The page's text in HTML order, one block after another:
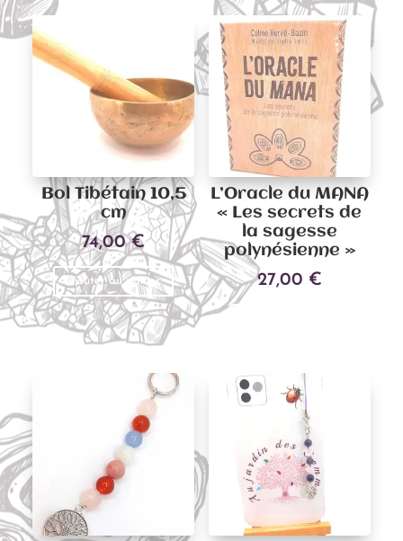
Bol Tibétain 10,5
cm
74,00€
Ajouter au panier
L’Oracle du MANA
« Les secrets de
la sagesse
polynésienne »
27,00 €